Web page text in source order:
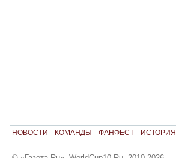
НОВОСТИ КОМАНДЫ ФАНФЕСТ ИСТОРИЯ